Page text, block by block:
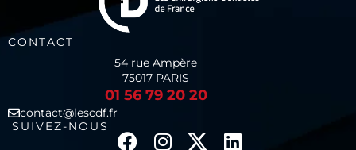
CONTACT
54 rue Ampère
75017 PARIS
01 56 79 20 20
contact@lescdf.fr
SUIVEZ-NOUS